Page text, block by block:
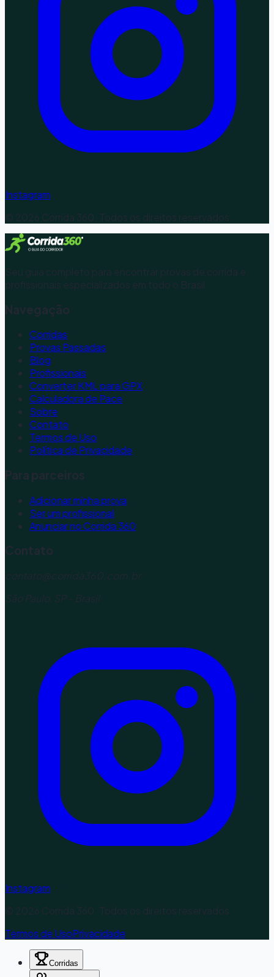
Instagram
© 2026 Corrida 360. Todos os direitos reservados.
Seu guia completo para encontrar provas de corrida e
profissionais especializados em todo o Brasil.
Navegação
Corridas
Provas Passadas
Blog
Profissionais
Converter KML para GPX
Calculadora de Pace
Sobre
Contato
Termos de Uso
Política de Privacidade
Para parceiros
Adicionar minha prova
Ser um profissional
Anunciar no Corrida 360
Contato
contato@corrida360.com.br
São Paulo, SP - Brasil
Instagram
© 2026 Corrida 360. Todos os direitos reservados.
Termos de UsoPrivacidade
Corridas